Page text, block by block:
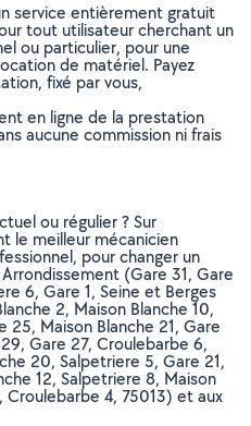
service entièrement gratuit
tout utilisateur cherchant un
ou particulier, pour une
de matériel. Payez
fixé par vous,
en ligne de la prestation
aucune commission ni frais
ou régulier ? Sur
le meilleur mécanicien
pour changer un
(Gare 31, Gare
6, Gare 1, Seine et Berges
2, Maison Blanche 10,
25, Maison Blanche 21, Gare
Gare 27, Croulebarbe 6,
20, Salpetriere 5, Gare 21,
12, Salpetriere 8, Maison
Croulebarbe 4, 75013) et aux